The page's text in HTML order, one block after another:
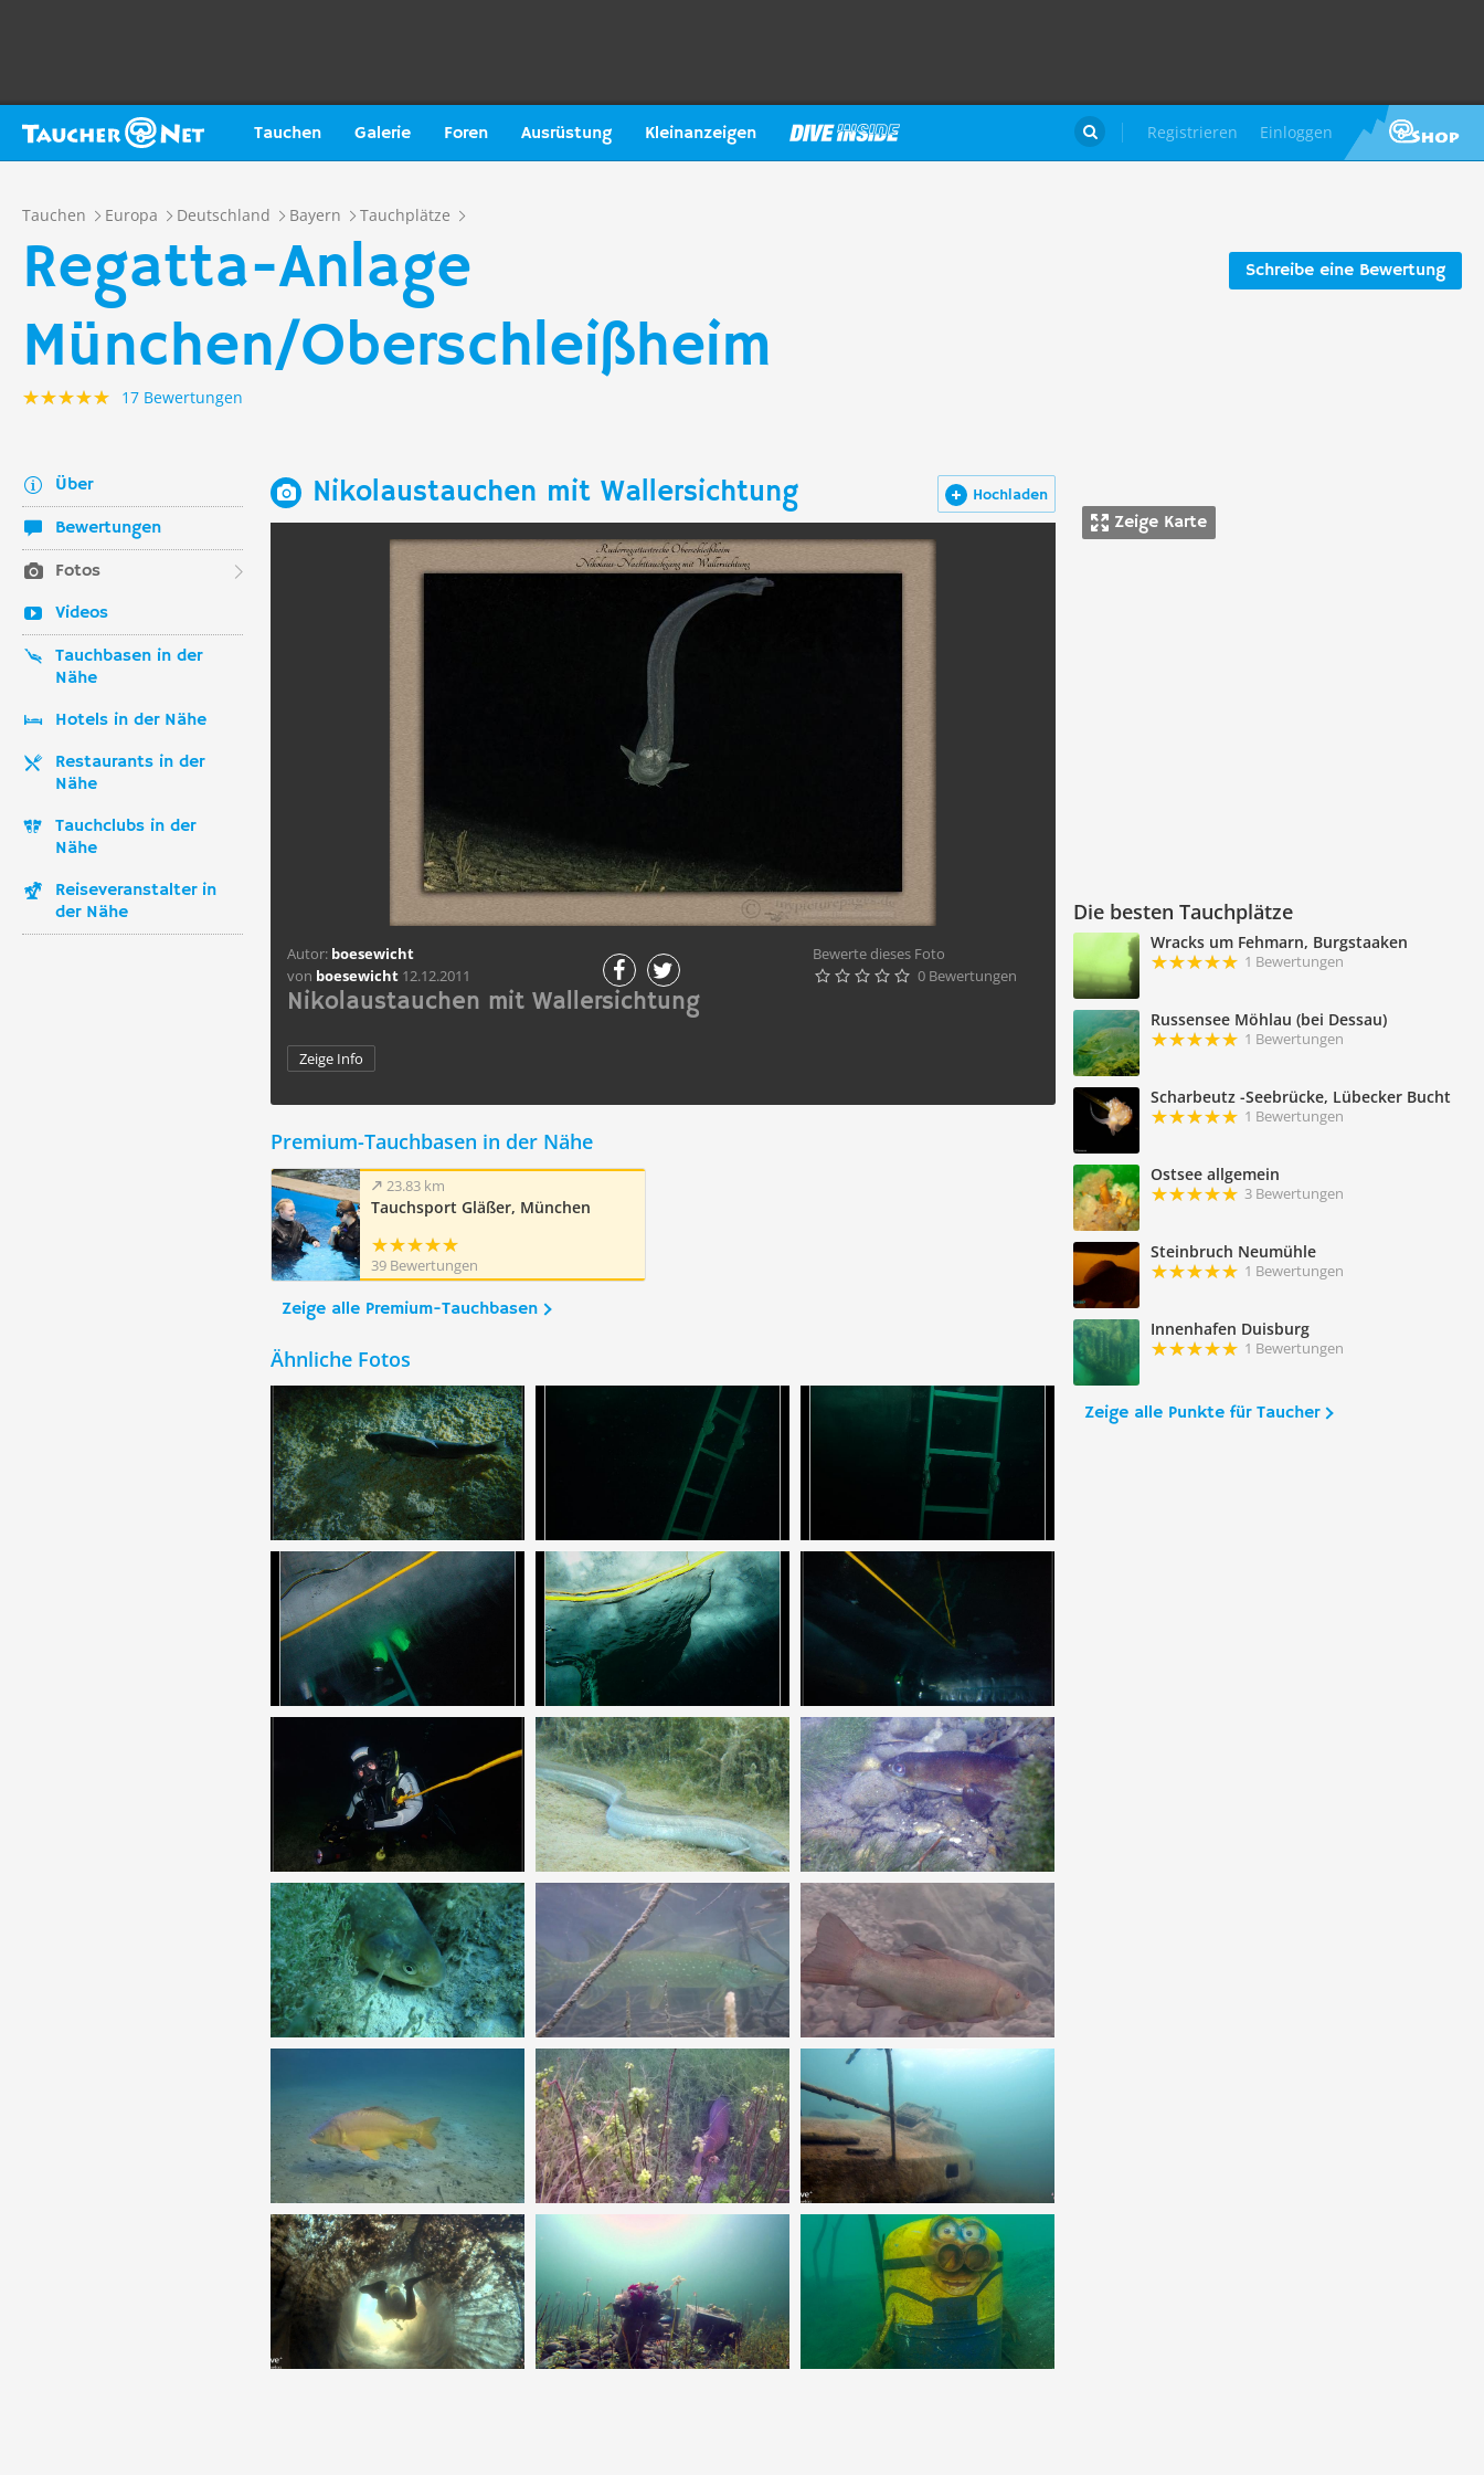
Tauchen Galerie Foren Ausrüstung Kleinanzeigen Registrieren Einloggen

Tauchen Europa Deutschland Bayern Tauchplätze
Schreibe eine Bewertung
Regatta-Anlage
München/Oberschleißheim
17 Bewertungen
Über
Bewertungen
Fotos
Videos
Tauchbasen in der
Nähe
Hotels in der Nähe
Restaurants in der
Nähe
Tauchclubs in der
Nähe
Reiseveranstalter in
der Nähe
Zeige Karte
Die besten Tauchplätze
Wracks um Fehmarn, Burgstaaken
1 Bewertungen
Russensee Möhlau (bei Dessau)
1 Bewertungen
Scharbeutz -Seebrücke, Lübecker Bucht
1 Bewertungen
Ostsee allgemein
3 Bewertungen
Steinbruch Neumühle
1 Bewertungen
Innenhafen Duisburg
1 Bewertungen
Zeige alle Punkte für Taucher
Hochladen
Nikolaustauchen mit Wallersichtung
Autor: boesewicht
von boesewicht 12.12.2011
Bewerte dieses Foto
     0 Bewertungen
Nikolaustauchen mit Wallersichtung
Zeige Info
Premium-Tauchbasen in der Nähe
23.83 km
Tauchsport Gläßer, München
39 Bewertungen
Zeige alle Premium-Tauchbasen
Ähnliche Fotos